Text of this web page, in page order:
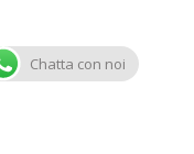
Chatta con noi